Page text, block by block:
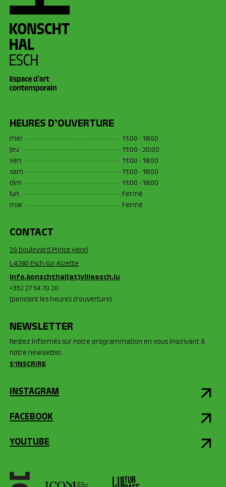
HEURES D’OUVERTURE
mer
11:00 - 18:00
jeu
11:00 - 20:00
ven
11:00 - 18:00
sam
11:00 - 18:00
dim
11:00 - 18:00
lun
Fermé
mar
Fermé
CONTACT
29 boulevard Prince Henri
L-4280 Esch-sur-Alzette
info.konschthal(at)villeesch.lu
+352 27 54 70 20
(pendant les heures d'ouverture)
NEWSLETTER
Restez informés sur notre programmation en vous inscrivant à
notre newsletter.
S'INSCRIRE
INSTAGRAM
FACEBOOK
YOUTUBE